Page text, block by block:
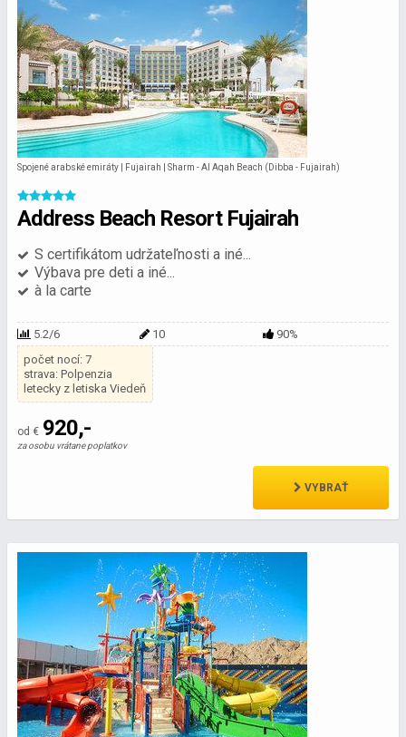
Spojené arabské emiráty | Fujairah | Sharm - Al Aqah Beach (Dibba - Fujairah)
Address Beach Resort Fujairah
S certifikátom udržateľnosti a iné...
Výbava pre deti a iné...
à la carte
5.2/6 10
90%
počet nocí: 7
strava: Polpenzia
letecky z letiska Viedeň
od € 920,-
za osobu vrátane poplatkov
VYBRAŤ